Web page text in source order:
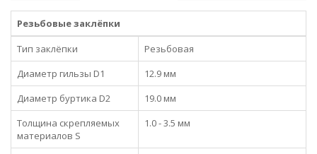
Резьбовые заклёпки
Тип заклёпки
Резьбовая
Диаметр гильзы D1
12.9 мм
Диаметр буртика D2
19.0 мм
Толщина скрепляемых
материалов S
1.0 - 3.5 мм